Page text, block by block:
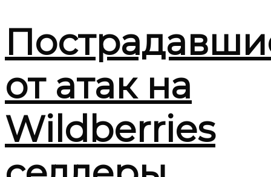
от атак на
Wildberries